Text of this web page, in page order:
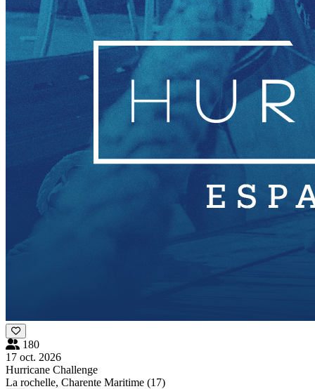
180
17 oct. 2026
Hurricane Challenge
La rochelle, Charente Maritime (17)